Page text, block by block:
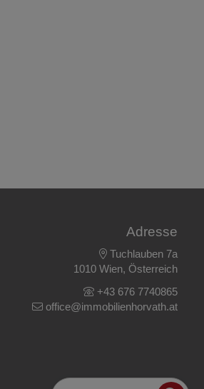
Adresse
Tuchlauben 7a
1010 Wien, Österreich
+43 676 7740865
office@immobilienhorvath.at